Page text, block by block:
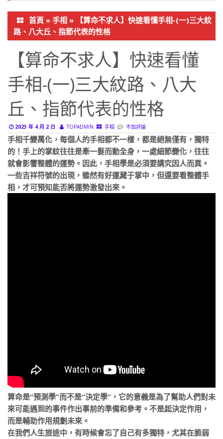
首頁 » 手相 »
【算命不求人】快速看懂手相-(一)三大紋
路、八大丘、指節代表的性格
【算命不求人】快速看懂
手相-(一)三大紋路、八大
丘、指節代表的性格
2023 年 4 月 2 日 TOPADMIN 手相 不加評論
手相千變萬化，每個人的手相都不一樣，都是絕無僅有，獨特
的！手上的掌紋往往是牽一髮而動全身，一處細節變化 ，往往
就會影響整體的運勢。因此，手相學是必須要講究因人而異。
一些吉祥符號的出現，雖然有好運藏于掌中，但還要看整體手
相，才可預知能否將運勢激發出來。
算命是“預測學”而不是“決定學”，它的意義是為了幫助人們對未
來可能遇到的事件作出事前的準備和參考。不是起決定作用，
而是輔助作用規劃未來。
在我們人生旅途中，有時候會忘了自己有多獨特，尤其在脆弱